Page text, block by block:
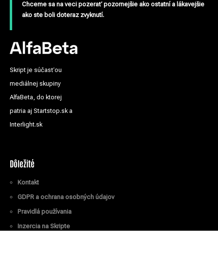
Chceme sa na veci pozerať pozornejšie ako ostatní a lákavejšie
ako ste boli doteraz zvyknutí.
Skript je súčasťou
mediálnej skupiny
AlfaBeta, do ktorej
patria aj Startstop.sk a
Interlight.sk
Dôležité
Kontakt
GDPR a ochrana osobných údajov
Pravidlá používania
Inzercia na Skripte